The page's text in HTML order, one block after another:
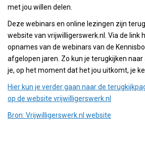
met jou willen delen.
Deze webinars en online lezingen zijn
website van vrijwilligerswerk.nl. Via de link
opnames van de webinars van de
afgelopen jaren. Zo kun je terugkijken
je, op het moment dat het jou uitkomt, je
Hier kun je verder gaan naar de
op de website vrijwilligerswerk.nl
Bron: Vrijwilligerswerk.nl website